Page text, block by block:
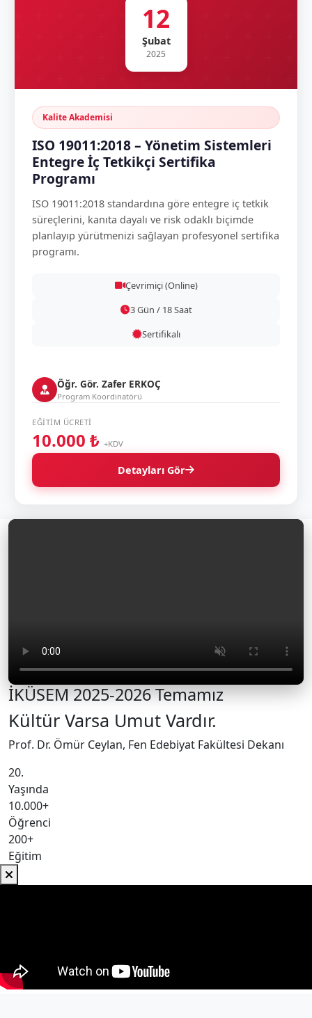
12
Şubat
2025
Kalite Akademisi
ISO 19011:2018 – Yönetim Sistemleri
Entegre İç Tetkikçi Sertifika
Programı
ISO 19011:2018 standardına göre entegre iç tetkik
süreçlerini, kanıta dayalı ve risk odaklı biçimde
planlayıp yürütmenizi sağlayan profesyonel sertifika
programı.
Çevrimiçi (Online)
3 Gün / 18 Saat
Sertifikalı
Öğr. Gör. Zafer ERKOÇ
Program Koordinatörü
EĞITIM ÜCRETI
10.000 ₺ +KDV
Detayları Gör
İKÜSEM 2025-2026 Temamız
Kültür Varsa Umut Vardır.
Prof. Dr. Ömür Ceylan, Fen Edebiyat Fakültesi Dekanı
20.
Yaşında
10.000+
Öğrenci
200+
Eğitim